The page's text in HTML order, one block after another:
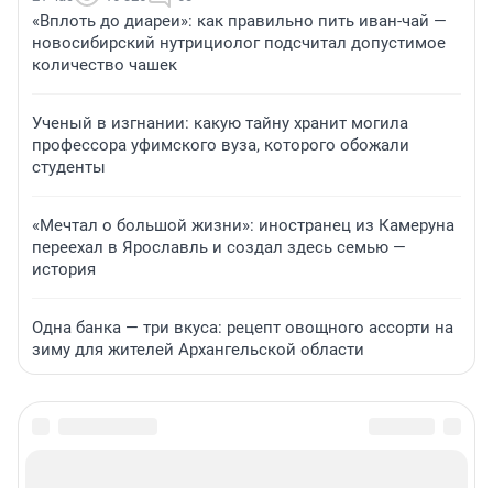
«Вплоть до диареи»: как правильно пить иван-чай —
новосибирский нутрициолог подсчитал допустимое
количество чашек
Ученый в изгнании: какую тайну хранит могила
профессора уфимского вуза, которого обожали
студенты
«Мечтал о большой жизни»: иностранец из Камеруна
переехал в Ярославль и создал здесь семью —
история
Одна банка — три вкуса: рецепт овощного ассорти на
зиму для жителей Архангельской области